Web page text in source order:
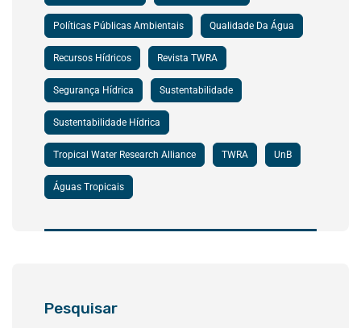
Políticas Públicas Ambientais Qualidade Da Água
Recursos Hídricos Revista TWRA
Segurança Hídrica Sustentabilidade
Sustentabilidade Hídrica
Tropical Water Research Alliance TWRA UnB
Águas Tropicais
Pesquisar